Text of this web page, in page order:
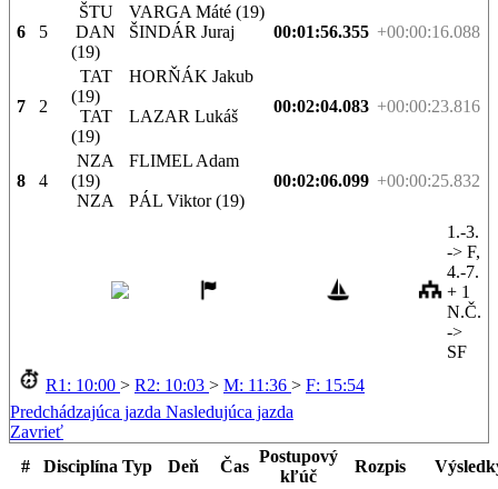
6 5
ŠTU
VARGA Máté (19)
DAN ŠINDÁR Juraj
(19)
00:01:56.355 +00:00:16.088
7 2
TAT
HORŇÁK Jakub
(19)
TAT
LAZAR Lukáš
(19)
00:02:04.083 +00:00:23.816
8 4
NZA
FLIMEL Adam
(19)
NZA
PÁL Viktor (19)
00:02:06.099 +00:00:25.832
1.-3.
-> F,
4.-7.
+ 1
N.Č.
->
SF
R1: 10:00 > R2: 10:03 > M: 11:36 > F: 15:54
Predchádzajúca jazda Nasledujúca jazda
Zavrieť
#
Disciplína Typ Deň Čas
Postupový
kľúč
Rozpis